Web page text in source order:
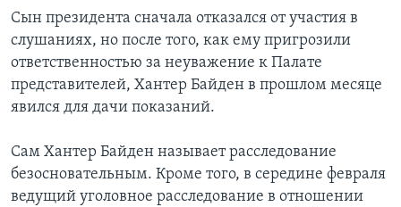
Сын президента сначала отказался от участия в
слушаниях, но после того, как ему пригрозили
ответственностью за неуважение к Палате
представителей, Хантер Байден в прошлом месяце
явился для дачи показаний.
Сам Хантер Байден называет расследование
безосновательным. Кроме того, в середине февраля
ведущий уголовное расследование в отношении